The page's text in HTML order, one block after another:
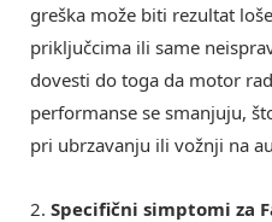
greška može biti rezultat
priključcima ili same
dovesti do toga da motor
performanse se smanjuju,
pri ubrzavanju ili vožnji na
2. Specifični simptomi za